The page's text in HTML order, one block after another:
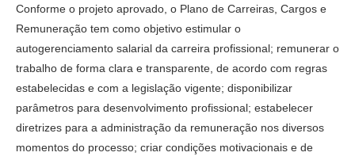
Conforme o projeto aprovado, o Plano de Carreiras, Cargos e
Remuneração tem como objetivo estimular o
autogerenciamento salarial da carreira profissional; remunerar o
trabalho de forma clara e transparente, de acordo com regras
estabelecidas e com a legislação vigente; disponibilizar
parâmetros para desenvolvimento profissional; estabelecer
diretrizes para a administração da remuneração nos diversos
momentos do processo; criar condições motivacionais e de